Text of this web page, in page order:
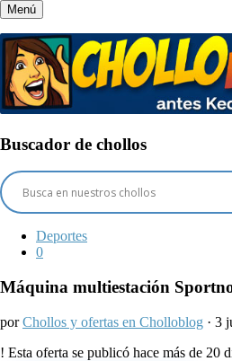
Menú
Buscador de chollos
Deportes
0
Máquina multiestación
porChollos y ofertas en Cholloblog · 3
! Esta oferta se publicó hace más de 20